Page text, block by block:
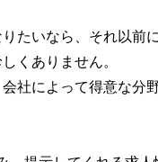
たいなら、それ以前
くありません。
社によって得意な分